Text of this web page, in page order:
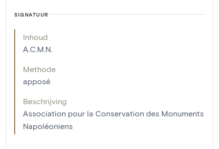
SIGNATUUR
Inhoud
A.C.M.N.
Methode
apposé
Beschrijving
Association pour la Conservation des Monuments
Napoléoniens